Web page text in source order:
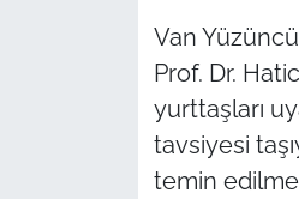
Van
Prof. Dr.
yurttaşları
tavsiyesi
temin